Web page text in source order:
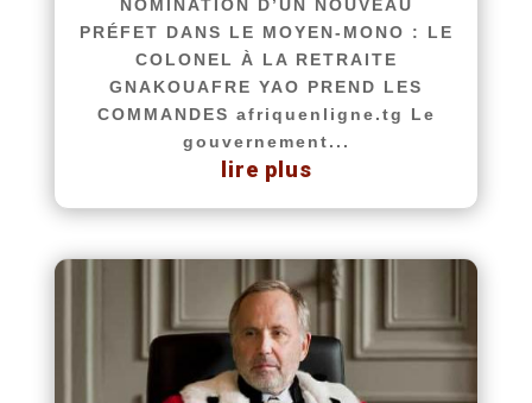
NOMINATION D’UN NOUVEAU
PRÉFET DANS LE MOYEN-MONO : LE
COLONEL À LA RETRAITE
GNAKOUAFRE YAO PREND LES
COMMANDES afriquenligne.tg Le
gouvernement...
lire plus